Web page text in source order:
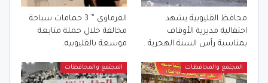
محافظ القليوبية يشهد
احتفالية مديرية الأوقاف
بمناسبة رأس السنة الهجرية .
الفرماوي ” 3 حمامات سباحة
مخالفة خلال حملة متابعة
موسعة بالقليوبيه.
المجتمع والمحافظات المجتمع والمحافظات